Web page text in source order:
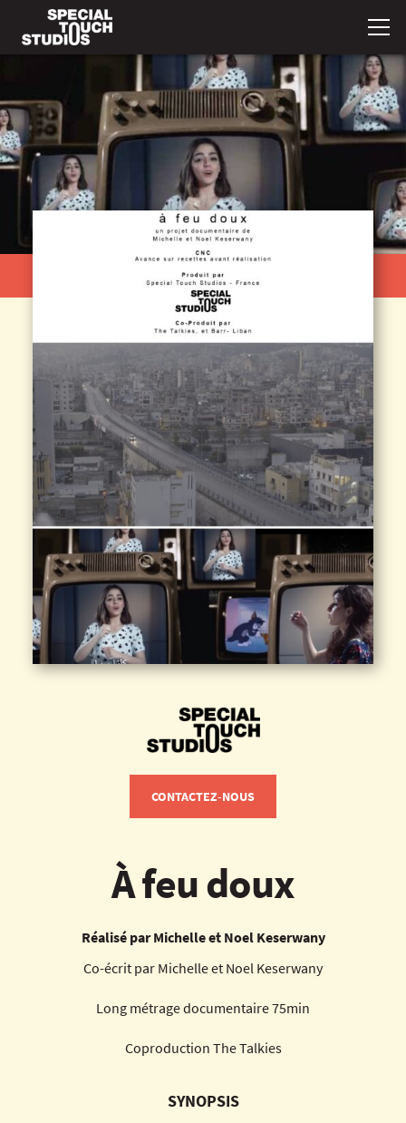
CONTACTEZ-NOUS
À feu doux
Réalisé par Michelle et Noel Keserwany
Co-écrit par Michelle et Noel Keserwany
Long métrage documentaire 75min
Coproduction The Talkies
SYNOPSIS